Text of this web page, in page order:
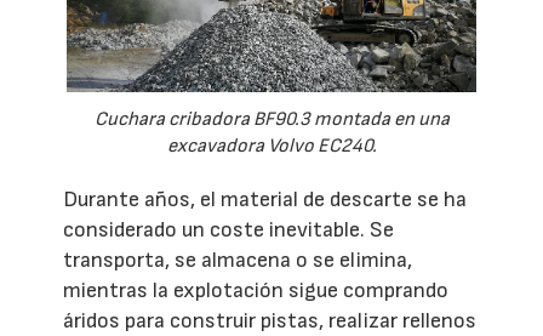
Cuchara cribadora BF90.3 montada en una
excavadora Volvo EC240.
Durante años, el material de descarte se ha
considerado un coste inevitable. Se
transporta, se almacena o se elimina,
mientras la explotación sigue comprando
áridos para construir pistas, realizar rellenos